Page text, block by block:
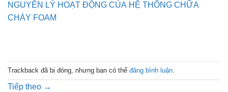
NGUYÊN LÝ HOẠT ĐỘNG CỦA HỆ THỐNG CHỮA
CHÁY FOAM
Trackback đã bị đóng, nhưng bạn có thể đăng bình luận
Tiếp theo →